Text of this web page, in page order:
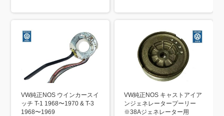
VW純正NOS ウインカースイ
ッチ T-1 1968〜1970 & T-3
1968〜1969
VW純正NOS キャストアイア
ンジェネレータープーリー
※38Aジェネレーター用